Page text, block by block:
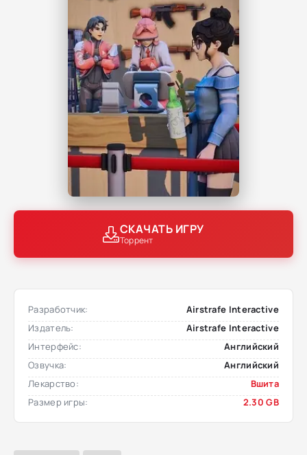
СКАЧАТЬ ИГРУ
Торрент
Разработчик:
Airstrafe Interactive
Издатель:
Airstrafe Interactive
Интерфейс:
Английский
Озвучка:
Английский
Лекарство:
Вшита
Размер игры:
2.30 GB